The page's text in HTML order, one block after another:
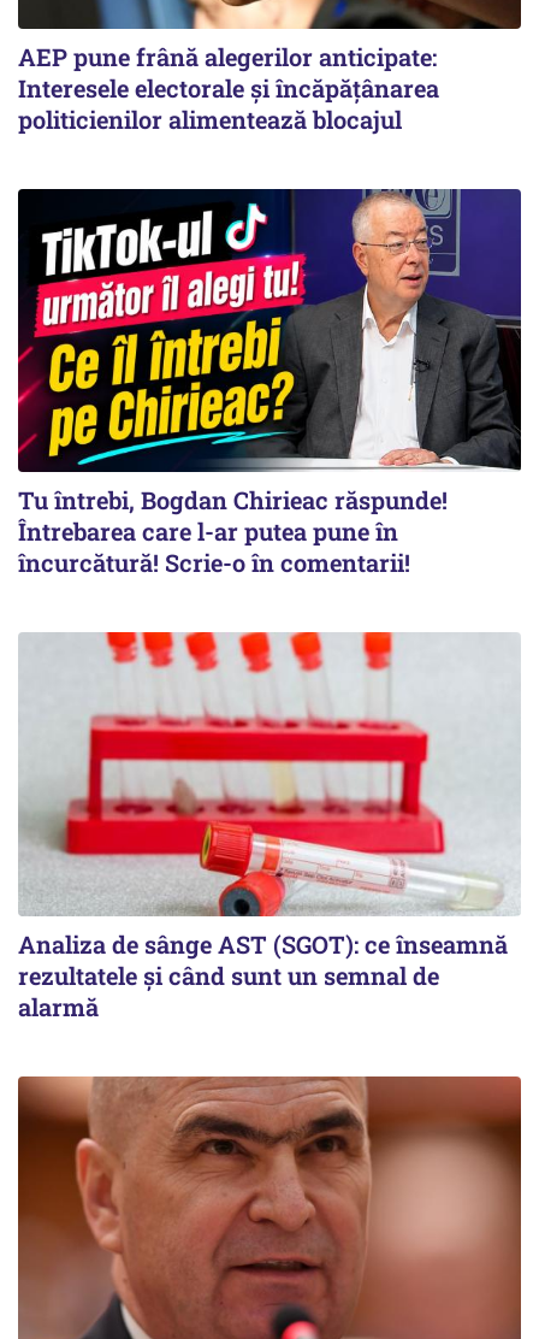
AEP pune frână alegerilor anticipate:
Interesele electorale și încăpățânarea
politicienilor alimentează blocajul
Tu întrebi, Bogdan Chirieac răspunde!
Întrebarea care l-ar putea pune în
încurcătură! Scrie-o în comentarii!
Analiza de sânge AST (SGOT): ce înseamnă
rezultatele și când sunt un semnal de
alarmă